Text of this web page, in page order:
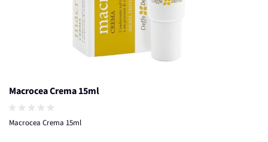
Macrocea Crema 15ml
Macrocea Crema 15ml